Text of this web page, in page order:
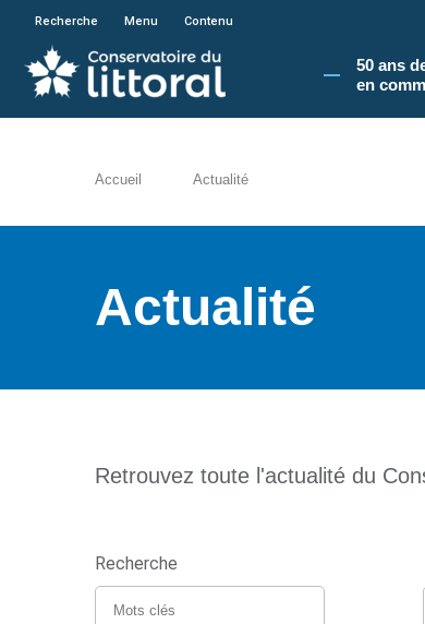
En poursuivant votre navigation
Recherche Menu Contenu
50 ans
en
Accueil Actualité
Actualité
Retrouvez toute l'actualité du
Recherche